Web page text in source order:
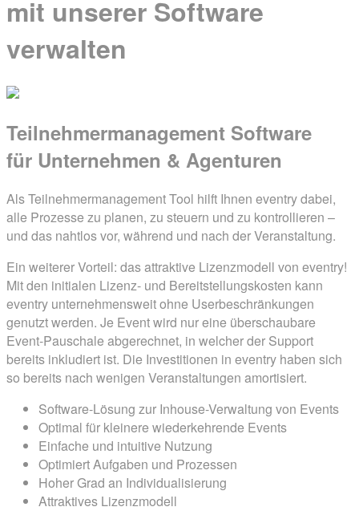
mit unserer Software
verwalten
Teilnehmermanagement Software
für Unternehmen & Agenturen
Als Teilnehmermanagement Tool hilft Ihnen eventry dabei,
alle Prozesse zu planen, zu steuern und zu kontrollieren –
und das nahtlos vor, während und nach der Veranstaltung.
Ein weiterer Vorteil: das attraktive Lizenzmodell von eventry!
Mit den initialen Lizenz- und Bereitstellungskosten kann
eventry unternehmensweit ohne Userbeschränkungen
genutzt werden. Je Event wird nur eine überschaubare
Event-Pauschale abgerechnet, in welcher der Support
bereits inkludiert ist. Die Investitionen in eventry haben sich
so bereits nach wenigen Veranstaltungen amortisiert.
Software-Lösung zur Inhouse-Verwaltung von Events
Optimal für kleinere wiederkehrende Events
Einfache und intuitive Nutzung
Optimiert Aufgaben und Prozessen
Hoher Grad an Individualisierung
Attraktives Lizenzmodell